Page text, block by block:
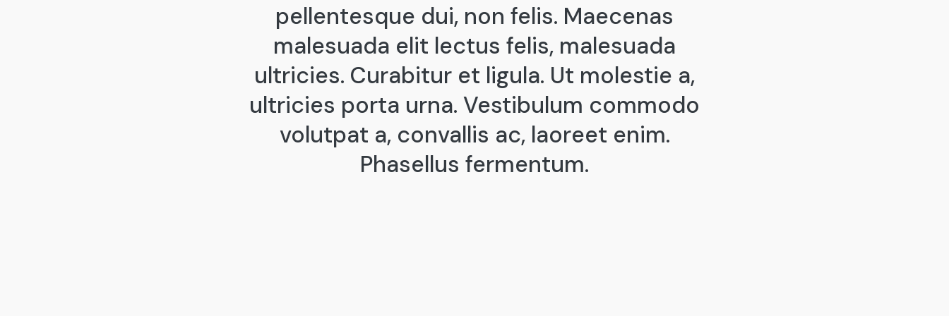
pellentesque dui, non felis. Maecenas
malesuada elit lectus felis, malesuada
ultricies. Curabitur et ligula. Ut molestie a,
ultricies porta urna. Vestibulum commodo
volutpat a, convallis ac, laoreet enim.
Phasellus fermentum.